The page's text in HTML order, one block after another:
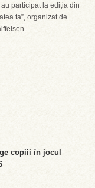
participat la ediția din
ta”, organizat de
copiii în jocul